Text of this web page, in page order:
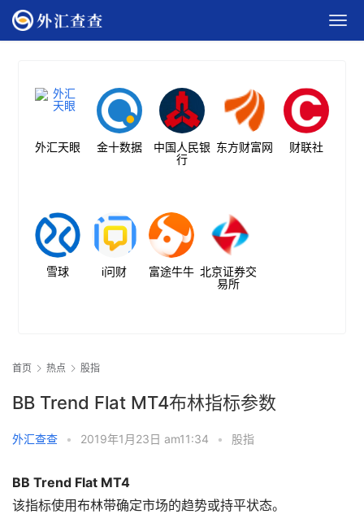
外汇天眼 金十数据
中国人民银
行
东方财富网 财联社
雪球 i问财 富途牛牛 北京证券交
易所
首页 热点 股指
BB Trend Flat MT4布林指标参数
外汇查查 • 2019年1月23日 am11:34 • 股指
BB Trend Flat MT4
该指标使用布林带确定市场的趋势或持平状态。